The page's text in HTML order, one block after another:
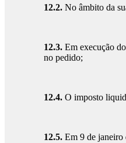
12.2. No âmbito da
12.3.Em execução
no pedido;
12.4. O imposto
12.5.Em 9 de janeiro